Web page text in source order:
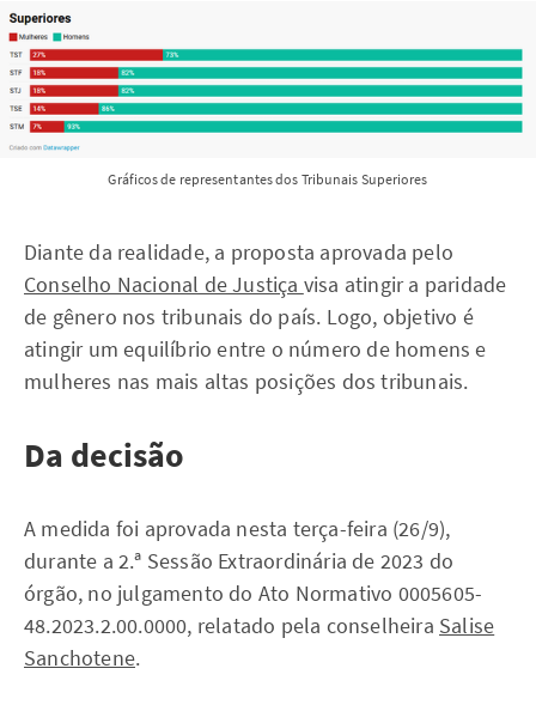
Gráficos de representantes dos Tribunais Superiores
Diante da realidade, a proposta aprovada pelo
Conselho Nacional de Justiça visa atingir a paridade
de gênero nos tribunais do país. Logo, objetivo é
atingir um equilíbrio entre o número de homens e
mulheres nas mais altas posições dos tribunais.
Da decisão
A medida foi aprovada nesta terça-feira (26/9),
durante a 2.ª Sessão Extraordinária de 2023 do
órgão, no julgamento do Ato Normativo 0005605-
48.2023.2.00.0000, relatado pela conselheira Salise
Sanchotene.